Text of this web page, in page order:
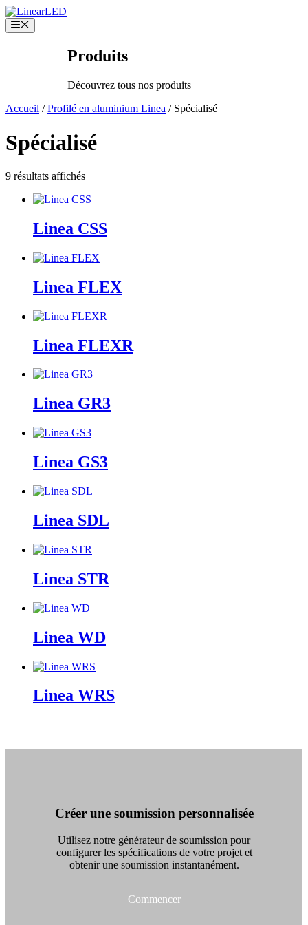
Aller
au
contenu
Menu
Produits
Découvrez tous nos produits
Accueil /Profilé en aluminium Linea / Spécialisé
Spécialisé
9 résultats affichés
Linea CSS
Linea FLEX
Linea FLEXR
Linea GR3
Linea GS3
Linea SDL
Linea STR
Linea WD
Linea WRS
Créer une soumission personnalisée
Utilisez notre générateur de soumission pour
configurer les spécifications de votre projet et
obtenir une soumission instantanément.
Commencer